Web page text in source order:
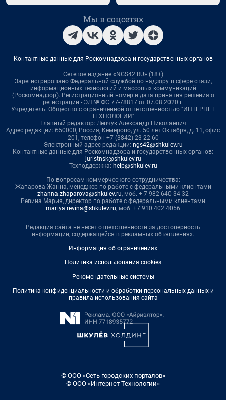
Мы в соцсетях
Контактные данные для Роскомнадзора и государственных органов
Сетевое издание «NGS42.RU» (18+)
Зарегистрировано Федеральной службой по надзору в сфере связи,
информационных технологий и массовых коммуникаций
(Роскомнадзор). Регистрационный номер и дата принятия решения о
регистрации - ЭЛ № ФС 77-78817 от 07.08.2020 г.
Учредитель: Общество с ограниченной ответственностью "ИНТЕРНЕТ
ТЕХНОЛОГИИ"
Главный редактор: Левчук Александр Николаевич
Адрес редакции: 650000, Россия, Кемерово, ул. 50 лет Октября, д. 11, офис
201, телефон +7 (3842) 23-22-60
Электронный адрес редакции: ngs42@shkulev.ru
Контактные данные для Роскомнадзора и государственных органов:
juristnsk@shkulev.ru
Техподдержка: help@shkulev.ru
По вопросам коммерческого сотрудничества:
Жапарова Жанна, менеджер по работе с федеральными клиентами
zhanna.zhaparova@shkulev.ru, моб. + 7 982 640 34 32
Ревина Мария, директор по работе с федеральными клиентами
mariya.revina@shkulev.ru, моб. +7 910 402 4056
Редакция сайта не несет ответственности за достоверность
информации, содержащейся в рекламных объявлениях.
Информация об ограничениях
Политика использования cookies
Рекомендательные системы
Политика конфиденциальности и обработки персональных данных и
правила использования сайта
© ООО «Сеть городских порталов»
© ООО «Интернет Технологии»